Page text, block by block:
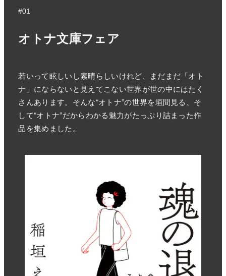
#01
オトナ文庫フェア
若いって眩しいし素晴らしいけれど、まだまだ「オト
ナ」にならないと見えてこない世界が世の中にはたく
さんあります。そんな“オトナ”の世界を垣間見る、そ
して“オトナ”だからわかる魅力がたっぷり詰まった作
品を集めました。